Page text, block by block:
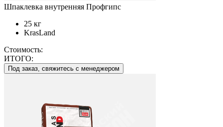
Шпаклевка внутренняя Профгипс
25 кг
KrasLand
Стоимость:
ИТОГО:
Под заказ, свяжитесь с менеджером